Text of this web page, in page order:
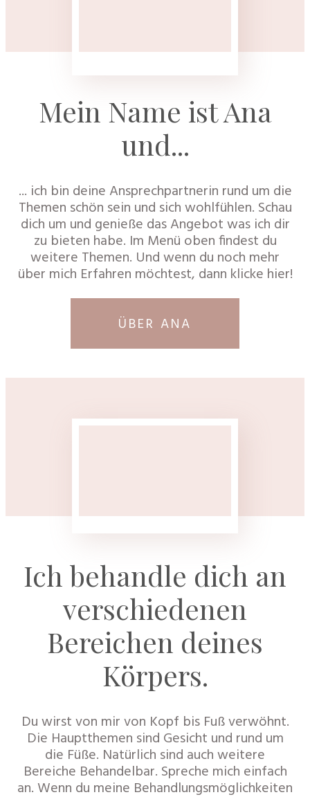
Mein Name ist Ana
und...
... ich bin deine Ansprechpartnerin rund um die
Themen schön sein und sich wohlfühlen. Schau
dich um und genieße das Angebot was ich dir
zu bieten habe. Im Menü oben findest du
weitere Themen. Und wenn du noch mehr
über mich Erfahren möchtest, dann klicke hier!
ÜBER ANA
Ich behandle dich an
verschiedenen
Bereichen deines
Körpers.
Du wirst von mir von Kopf bis Fuß verwöhnt.
Die Hauptthemen sind Gesicht und rund um
die Füße. Natürlich sind auch weitere
Bereiche Behandelbar. Spreche mich einfach
an. Wenn du meine Behandlungsmöglichkeiten